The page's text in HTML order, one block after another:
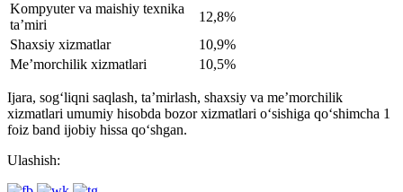
Kompyuter va maishiy texnika
ta’miri
12,8%
Shaxsiy xizmatlar
10,9%
Me’morchilik xizmatlari
10,5%
Ijara, sog‘liqni saqlash, ta’mirlash, shaxsiy va me’morchilik
xizmatlari umumiy hisobda bozor xizmatlari o‘sishiga qo‘shimcha 1
foiz band ijobiy hissa qo‘shgan.
Ulashish: